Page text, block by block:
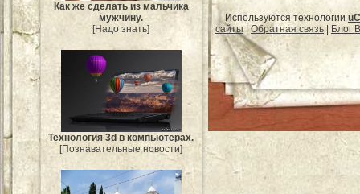
Как же сделать из мальчика
мужчину.
[Надо знать]
Технология 3d в компьютерах.
[Познавательные новости]
Используются технологии
сайты|Обратная связь Блог